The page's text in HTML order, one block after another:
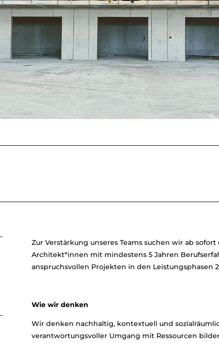
Zur Verstärkung unseres Teams suchen wir ab
Architekt*innen mit mindestens 5 Jahren
anspruchsvollen Projekten in den Leistungsphasen
Wie wir denken
Wir denken nachhaltig, kontextuell und
verantwortungsvoller Umgang mit Ressourcen